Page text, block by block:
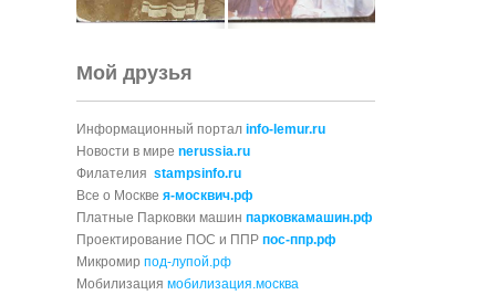
Мой друзья
Информационный портал info-lemur.ru
Новости в мире nerussia.ru
Филателия stampsinfo.ru
Все о Москве я-москвич.рф
Платные Парковки машин парковкамашин.рф
Проектирование ПОС и ППР пос-ппр.рф
Микромир под-лупой.рф
Мобилизация мобилизация.москва